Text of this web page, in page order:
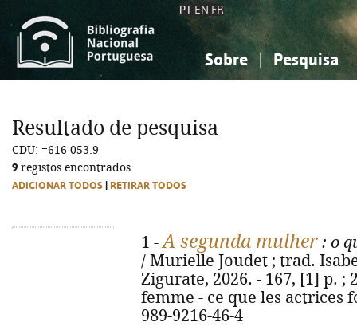
PT EN FR
Sobre Pesquisa
Ciências sociais...
Ciências sociais...
Resultado de pesquisa
CDU: =616-053.9
9 registos encontrados
ADICIONAR TODOS RETIRAR TODOS
1 -A segunda mulher : o
/ Murielle Joudet ; trad.
Zigurate, 2026. - 167, [1] p. ;
femme - ce que les actrices
989-9216-46-4